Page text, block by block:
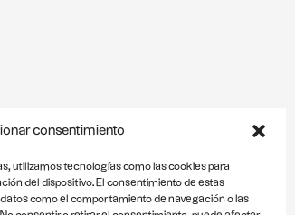
consentimiento
utilizamos tecnologías como las cookies para
del dispositivo. El consentimiento de estas
como el comportamiento de navegación o las